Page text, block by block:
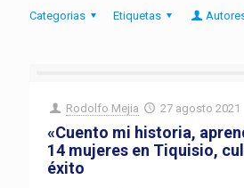
Categorias Etiquetas
Rodolfo Mejia 27 agosto 2021
«Cuento mi historia,
14 mujeres en Tiquisio,
éxito